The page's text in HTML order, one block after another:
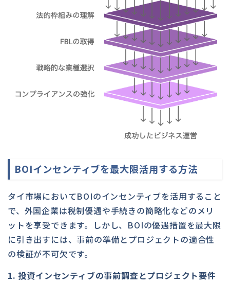
BOIインセンティブを最大限活用する方法
タイ市場においてBOIのインセンティブを活用すること
で、外国企業は税制優遇や手続きの簡略化などのメリ
ットを享受できます。しかし、BOIの優遇措置を最大限
に引き出すには、事前の準備とプロジェクトの適合性
の検証が不可欠です。
1. 投資インセンティブの事前調査とプロジェクト要件